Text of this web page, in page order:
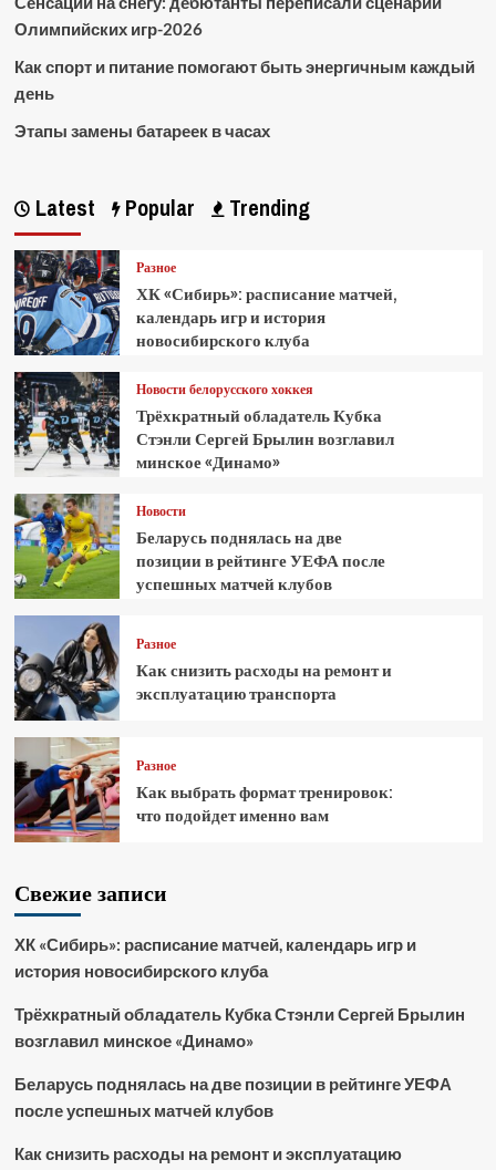
Олимпийских игр-2026
Как спорт и питание помогают быть энергичным каждый
день
Этапы замены батареек в часах
Latest Popular Trending
Разное
ХК «Сибирь»: расписание матчей,
календарь игр и история
новосибирского клуба
Новости белорусского хоккея
Трёхкратный обладатель Кубка
Стэнли Сергей Брылин возглавил
минское «Динамо»
Новости
Беларусь поднялась на две
позиции в рейтинге УЕФА после
успешных матчей клубов
Разное
Как снизить расходы на ремонт и
эксплуатацию транспорта
Разное
Как выбрать формат тренировок:
что подойдет именно вам
Свежие записи
ХК «Сибирь»: расписание матчей, календарь игр и
история новосибирского клуба
Трёхкратный обладатель Кубка Стэнли Сергей Брылин
возглавил минское «Динамо»
Беларусь поднялась на две позиции в рейтинге УЕФА
после успешных матчей клубов
Как снизить расходы на ремонт и эксплуатацию